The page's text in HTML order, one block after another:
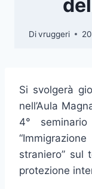
Divruggeri
Si svolgerà
nell’Aula
4°
straniero” sul
protezione